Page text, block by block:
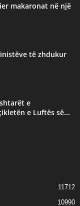
makaronat në një
të zhdukur
e
e Luftës së...
11712
10990